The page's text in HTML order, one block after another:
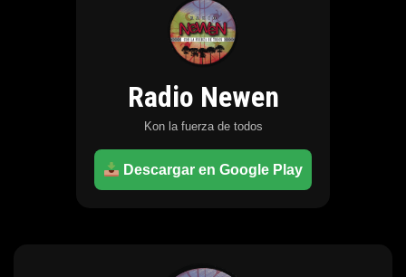
Radio Newen
Kon la fuerza de todos
Descargar en Google Play